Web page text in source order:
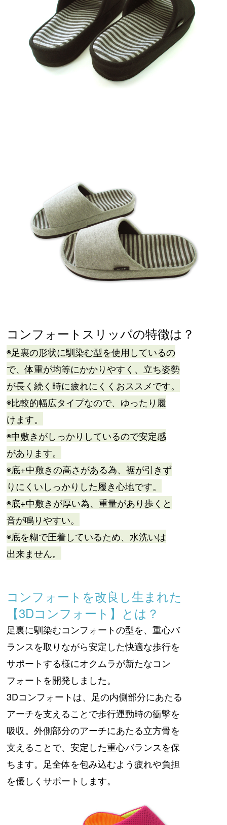
コンフォートスリッパの特徴は？
◉足裏の形状に馴染む型を使用しているの
で、体重が均等にかかりやすく、立ち姿勢
が長く続く時に疲れにくくおススメです。
◉比較的幅広タイプなので、ゆったり履
けます。
◉中敷きがしっかりしているので安定感
があります。
◉底+中敷きの高さがある為、裾が引きず
りにくいしっかりした履き心地です。
◉底+中敷きが厚い為、重量があり歩くと
音が鳴りやすい。
◉底を糊で圧着しているため、水洗いは
出来ません。
コンフォートを改良し生まれた
【3Dコンフォート】とは？
足裏に馴染むコンフォートの型を、重心バ
ランスを取りながら安定した快適な歩行を
サポートする様にオクムラが新たなコン
フォートを開発しました。
3Dコンフォートは、足の内側部分にあたる
アーチを支えることで歩行運動時の衝撃を
吸収。外側部分のアーチにあたる立方骨を
支えることで、安定した重心バランスを保
ちます。足全体を包み込むよう疲れや負担
を優しくサポートします。